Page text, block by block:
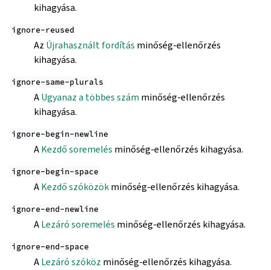
kihagyása.
ignore-reused
Az Újrahasznált fordítás minőség-ellenőrzés
kihagyása.
ignore-same-plurals
AUgyanaz a többes szám minőség-ellenőrzés
kihagyása.
ignore-begin-newline
AKezdő soremelés minőség-ellenőrzés kihagyása.
ignore-begin-space
AKezdő szóközökminőség-ellenőrzés kihagyása.
ignore-end-newline
ALezáró soremelés minőség-ellenőrzés kihagyása.
ignore-end-space
ALezáró szóköz minőség-ellenőrzés kihagyása.